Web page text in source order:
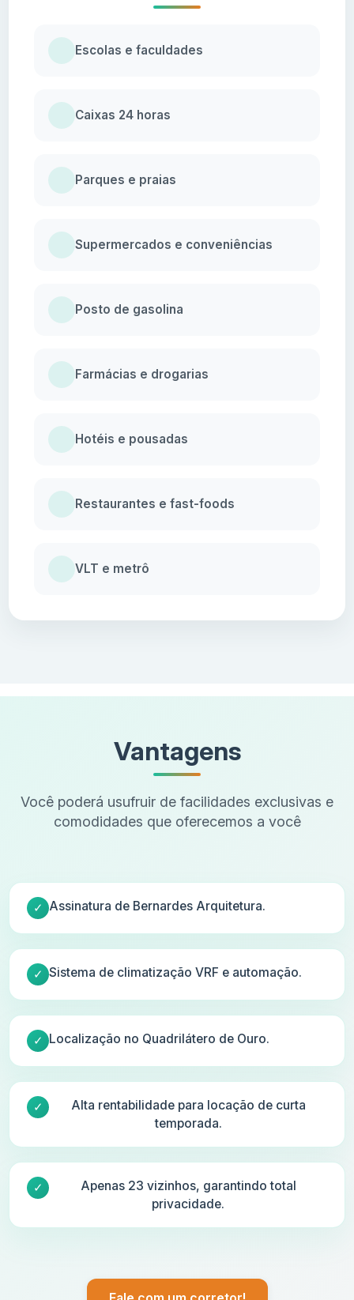
Escolas e faculdades
Caixas 24 horas
Parques e praias
Supermercados e conveniências
Posto de gasolina
Farmácias e drogarias
Hotéis e pousadas
Restaurantes e fast-foods
VLT e metrô
Vantagens
Você poderá usufruir de facilidades exclusivas e
comodidades que oferecemos a você
Assinatura de Bernardes Arquitetura.
Sistema de climatização VRF e automação.
Localização no Quadrilátero de Ouro.
Alta rentabilidade para locação de curta
temporada.
Apenas 23 vizinhos, garantindo total
privacidade.